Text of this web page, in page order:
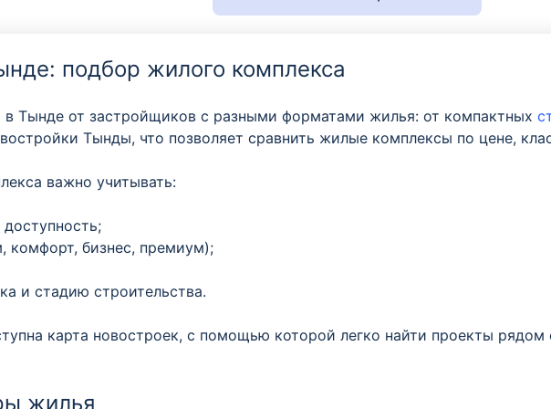
подбор жилого комплекса
в Тынде от застройщиков с разными форматами жилья: от компактных
Тынды, что позволяет сравнить жилые комплексы по цене,
важно учитывать:
комфорт, бизнес, премиум);
и стадию строительства.
карта новостроек, с помощью которой легко найти проекты
жилья